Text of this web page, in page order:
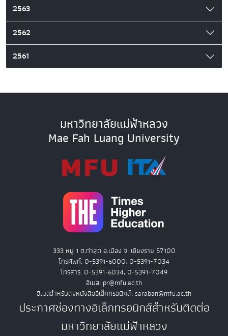
2563
2562
2561
มหาวิทยาลัยแม่ฟ้าหลวง
Mae Fah Luang University
333 หมู่ 1 ต.ท่าสุด อ.เมือง จ. เชียงราย 57100
โทรศัพท์. 0-5391-6000, 0-5391-7034
โทรสาร. 0-5391-6034, 0-5391-7049
อีเมล: pr@mfu.ac.th
อีเมลสำหรับส่งหนังสืออิเล็กทรอนิกส์: saraban@mfu.ac.th
ประกาศช่องทางอิเล็กทรอนิกส์สำหรับติดต่อ
มหาวิทยาลัยแม่ฟ้าหลวง